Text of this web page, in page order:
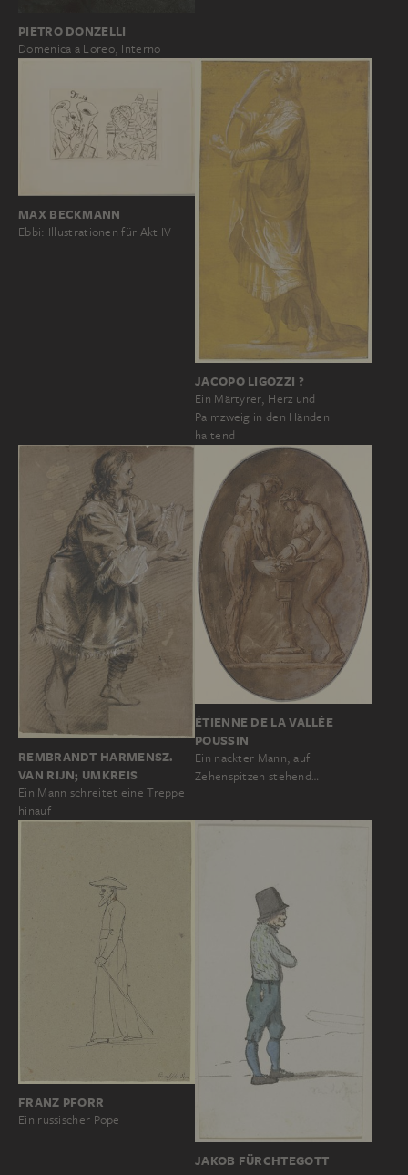
PIETRO DONZELLI
Domenica a Loreo, Interno
MAX BECKMANN
Ebbi: Illustrationen für Akt IV
JACOPO LIGOZZI ?
Ein Märtyrer, Herz und
Palmzweig in den Händen
haltend
REMBRANDT HARMENSZ.
VAN RIJN; UMKREIS
Ein Mann schreitet eine Treppe
hinauf
ÉTIENNE DE LA VALLÉE
POUSSIN
Ein nackter Mann, auf
Zehenspitzen stehend…
FRANZ PFORR
Ein russischer Pope
JAKOB FÜRCHTEGOTT